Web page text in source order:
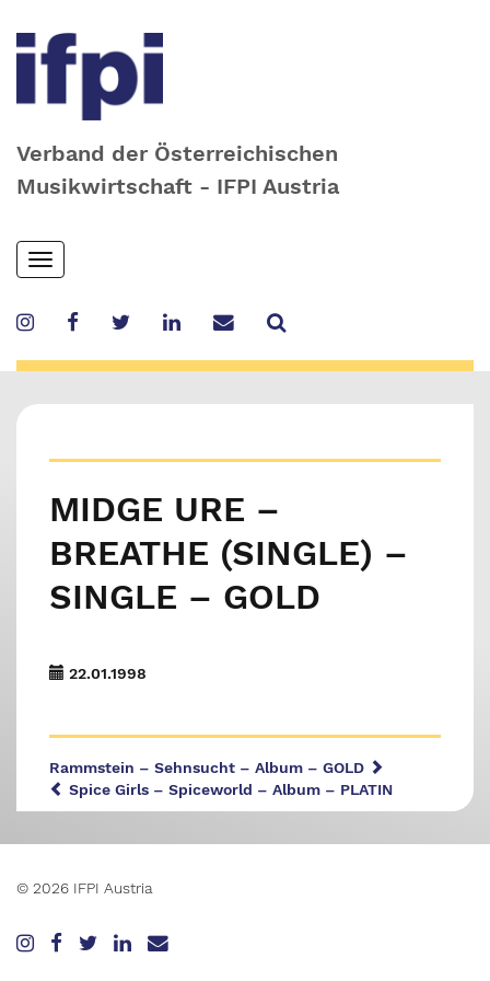
Verband der Österreichischen
Musikwirtschaft - IFPI Austria
Skip
to
content
Toggle
navigation
MIDGE URE –
BREATHE (SINGLE) –
SINGLE – GOLD
22.01.1998
Rammstein – Sehnsucht – Album – GOLD
Spice Girls – Spiceworld – Album – PLATIN
© 2026 IFPI Austria